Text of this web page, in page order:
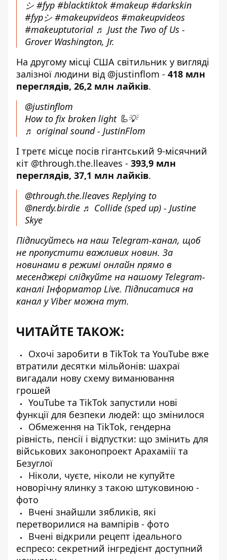
シ #fyp #blacktiktok #makeup #darkskin
#fypシ #makeupvideos #makeupvideos
#makeuptutorial ♬ Just the Two of Us -
Grover Washington, Jr.
На другому місці США світильник у вигляді
залізної людини від @justinflom - 418 млн
переглядів, 26,2 млн лайків.
@justinflom
How to fix broken light 🦾💡
♬ original sound - JustinFlom
І третє місце посів гігантський 9-місячний
кіт @through.the.lleaves - 393,9 млн
переглядів, 37,1 млн лайків.
@through.the.lleaves Replying to
@nerdy.birdie ♬ Collide (sped up) - Justine
Skye
Підписуйтесь на наш Telegram-канал, щоб
не пропустити важливих новин. За
новинами в режимі онлайн прямо в
месенджері слідкуйте на нашому Telegram-
каналіІнформатор Live. Підписатися на
канал у Viber можна тут.
ЧИТАЙТЕ ТАКОЖ:
Охочі заробити в TikTok та YouTube вже
втратили десятки мільйонів: шахраї
вигадали нову схему виманювання
грошей
YouTube та TikTok запустили нові
функції для безпеки людей: що змінилося
Обмеження на TikTok, гендерна
рівність, пенсії і відпустки: що змінить для
військових законопроект Арахаміії та
Безуглої
Ніколи, чуєте, ніколи не купуйте
новорічну ялинку з такою штуковиною -
фото
Вчені знайшли зябликів, які
перетворилися на вампірів - фото
Вчені відкрили рецепт ідеального
еспресо: секретний інгредієнт доступний